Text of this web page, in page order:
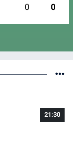
0 0
21:30